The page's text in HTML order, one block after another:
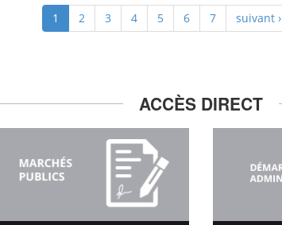
1 2 3 4 5 6 7 suivant ›
ACCÈS DIRECT